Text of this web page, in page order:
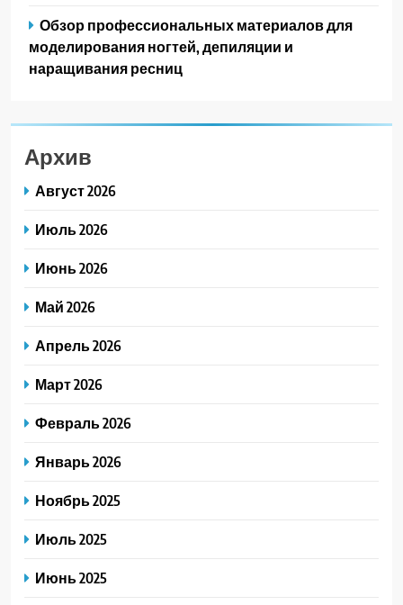
Обзор профессиональных материалов для
моделирования ногтей, депиляции и
наращивания ресниц
Архив
Август 2026
Июль 2026
Июнь 2026
Май 2026
Апрель 2026
Март 2026
Февраль 2026
Январь 2026
Ноябрь 2025
Июль 2025
Июнь 2025